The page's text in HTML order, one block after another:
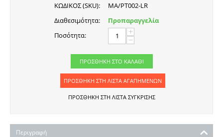
ΚΩΔΙΚΟΣ (SKU):
MA/PT002-LR
Διαθεσιμότητα:
Προπαραγγελία
Ποσότητα:
+
−
ΠΡΟΣΘΉΚΗ ΣΤΟ ΚΑΛΆΘΙ
ΠΡΟΣΘΉΚΗ ΣΤΗ ΛΊΣΤΑ ΑΓΑΠΗΜΈΝΩΝ
ΠΡΟΣΘΉΚΗ ΣΤΗ ΛΊΣΤΑ ΣΎΓΚΡΙΣΗΣ
Περιγραφή